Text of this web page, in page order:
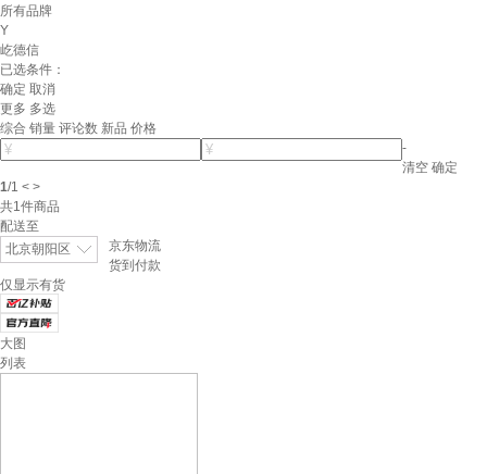
所有品牌
Y
屹德信
已选条件：
确定 取消
更多 多选
综合 销量 评论数 新品 价格
-
清空 确定
1/1 < >
共1件商品
配送至
北京朝阳区
京东物流
货到付款
仅显示有货
大图
列表